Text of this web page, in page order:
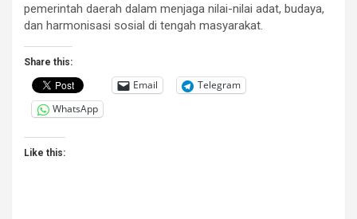
pemerintah daerah dalam menjaga nilai-nilai adat, budaya,
dan harmonisasi sosial di tengah masyarakat.
Share this:
Email
Telegram
WhatsApp
Like this: